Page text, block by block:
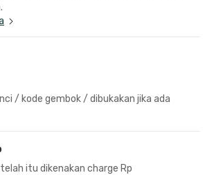
/ kode gembok / dibukakan jika ada
itu dikenakan charge Rp